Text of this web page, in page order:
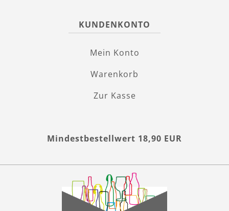
KUNDENKONTO
Mein Konto
Warenkorb
Zur Kasse
Mindestbestellwert 18,90 EUR